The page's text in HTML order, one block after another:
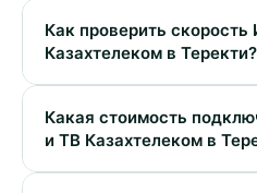
Как проверить скорость
Казахтелеком в Теректи?
Какая стоимость
и ТВ Казахтелеком в